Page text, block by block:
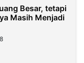
Besar, tetapi
Masih Menjadi